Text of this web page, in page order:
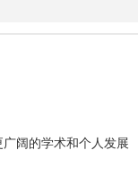
阔的学术和个人发展